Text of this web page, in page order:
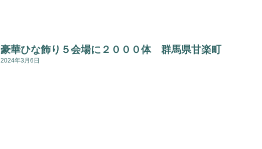
豪華ひな飾り５会場に２０００体 群馬県甘楽町
2024年3月6日